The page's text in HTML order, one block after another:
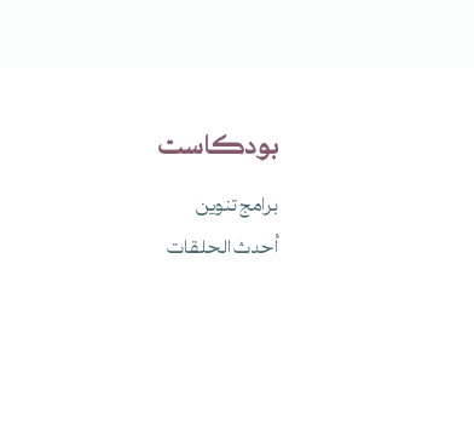
بودكاست
برامج تنوين
أحدث الحلقات